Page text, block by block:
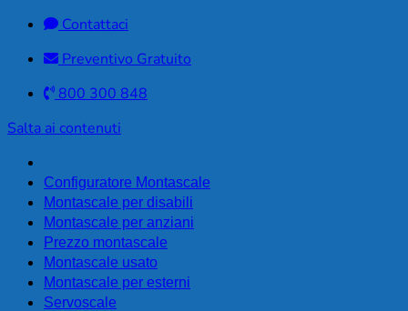
Contattaci
Preventivo Gratuito
800 300 848
Salta ai contenuti
Configuratore Montascale
Montascale per disabili
Montascale per anziani
Prezzo montascale
Montascale usato
Montascale per esterni
Servoscale